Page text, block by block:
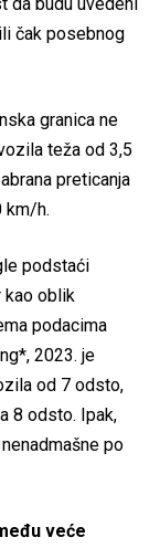
čak posebnog
granica ne
teža od 3,5
preticanja
km/h.
podstaći
kao oblik
podacima
2023. je
od 7 odsto,
8 odsto. Ipak,
po
veće